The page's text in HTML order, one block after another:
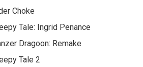
Choke
Tale: Ingrid Penance
Dragoon: Remake
Tale 2